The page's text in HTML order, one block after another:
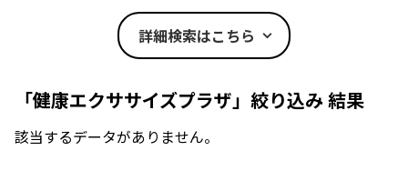
詳細検索はこちら
「健康エクササイズプラザ」絞り込み 結果
該当するデータがありません。